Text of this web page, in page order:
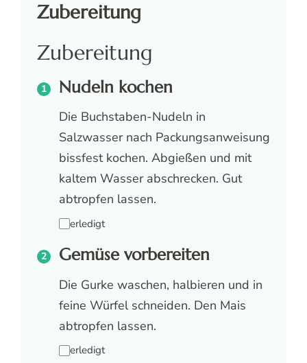
Zubereitung
Zubereitung
Nudeln kochen
Die Buchstaben-Nudeln in
Salzwasser nach Packungsanweisung
bissfest kochen. Abgießen und mit
kaltem Wasser abschrecken. Gut
abtropfen lassen.
erledigt
Gemüse vorbereiten
Die Gurke waschen, halbieren und in
feine Würfel schneiden. Den Mais
abtropfen lassen.
erledigt